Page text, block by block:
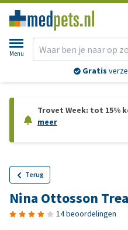
Menu
Gratis
Trovet Week: tot 15%
meer
Terug
Nina Ottosson
14 beoordelingen